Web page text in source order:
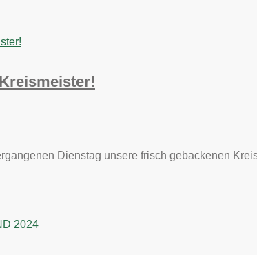
Dienstag unsere frisch gebackenen